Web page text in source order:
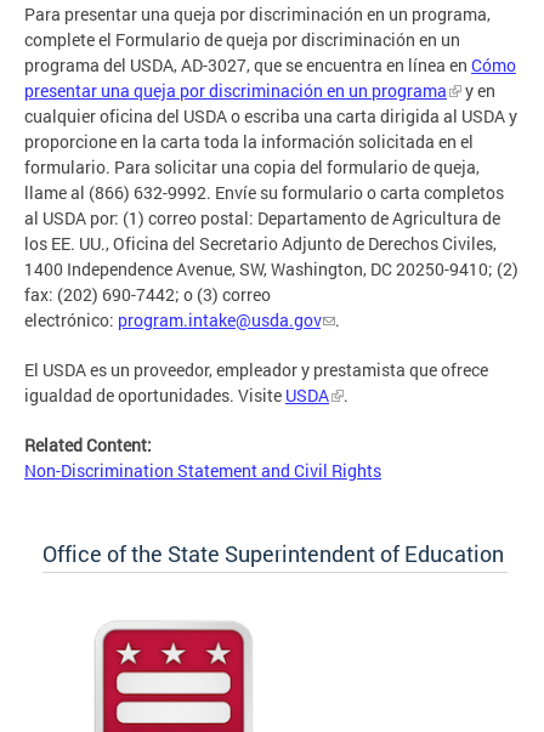
Para presentar una queja por discriminación en un programa,
complete el Formulario de queja por discriminación en un
programa del USDA, AD-3027, que se encuentra en línea en Cómo
presentar una queja por discriminación en un programa
y en
cualquier oficina del USDA o escriba una carta dirigida al USDA y
proporcione en la carta toda la información solicitada en el
formulario. Para solicitar una copia del formulario de queja,
llame al (866) 632-9992. Envíe su formulario o carta completos
al USDA por: (1) correo postal: Departamento de Agricultura de
los EE. UU., Oficina del Secretario Adjunto de Derechos Civiles,
1400 Independence Avenue, SW, Washington, DC 20250-9410; (2)
fax: (202) 690-7442; o (3) correo
electrónico: program.intake@usda.gov .
El USDA es un proveedor, empleador y prestamista que ofrece
igualdad de oportunidades. Visite USDA .
Related Content:
Non-Discrimination Statement and Civil Rights
Office of the State Superintendent of Education